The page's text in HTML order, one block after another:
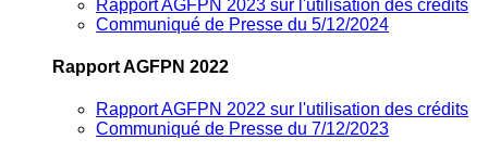
Rapport AGFPN 2023 sur l'utilisation des crédits
Communiqué de Presse du 5/12/2024
Rapport AGFPN 2022
Rapport AGFPN 2022 sur l'utilisation des crédits
Communiqué de Presse du 7/12/2023